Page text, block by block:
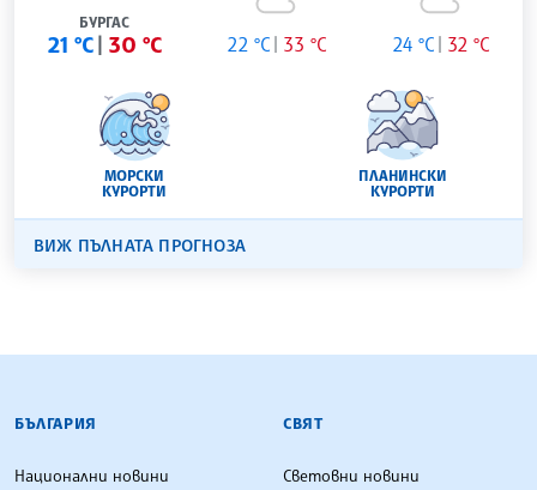
БУРГАС
21 °C 30 °C 22 °C 33 °C 24 °C 32 °C
МОРСКИ
КУРОРТИ
ПЛАНИНСКИ
КУРОРТИ
ВИЖ ПЪЛНАТА ПРОГНОЗА
БЪЛГАРСКА ТЕЛЕГРАФНА АГЕНЦИЯ
БЪЛГАРИЯ
Национални новини
СВЯТ
Световни новини